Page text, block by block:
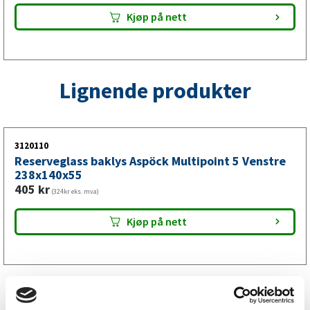
Kjøp på nett
Lignende produkter
3120110
Reserveglass baklys Aspöck Multipoint 5 Venstre
238x140x55
405 kr (324kr eks. mva)
Kjøp på nett